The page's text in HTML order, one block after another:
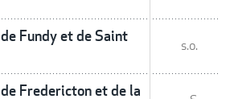
Fundy et de Saint
s.o.
Fredericton et de la